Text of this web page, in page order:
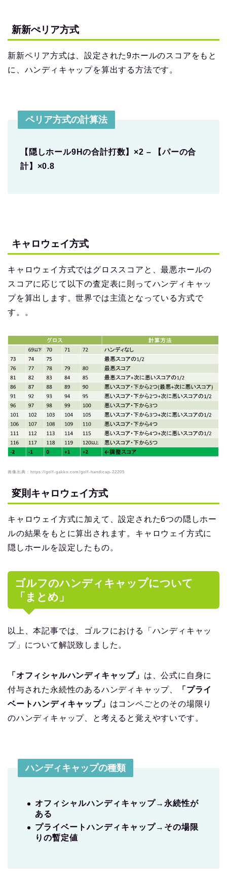
新新ぺリア方式
新新ペリア方式は、設定された9ホールのスコアをもと
に、ハンディキャップを算出する方法です。
ペリア方式の計算法
【隠しホール9Hの合計打数】×2 – 【パーの合
計】×0.8
キャロウェイ方式
キャロウェイ方式ではグロススコアと、最悪ホールの
スコアに応じて以下の査定表に則ってハンディキャッ
プを算出します。世界では主流となっている方式で
す。。
画像出典：https://golf-gakko.com/golf-handicap-22205
変則キャロウェイ方式
キャロウェイ方式に加えて、設定された6つの隠しホー
ルの結果をもとに算出されます。キャロウェイ方式に
隠しホールを設定したもの。
ゴルフのハンディキャップについて
「まとめ」
以上、本記事では、ゴルフにおける「ハンディキャッ
プ」について解説致しました。
「オフィシャルハンディキャップ」 は、公式に自身に
付与された永続性のあるハンディキャップ、
「プライ
ベートハンディキャップ」 はコンペごとのその場限り
のハンディキャップ、と考えると覚えやすいです。
ハンディキャップの種類
オフィシャルハンディキャップ→永続性が
ある
プライベートハンディキャップ→その場限
りの暫定値